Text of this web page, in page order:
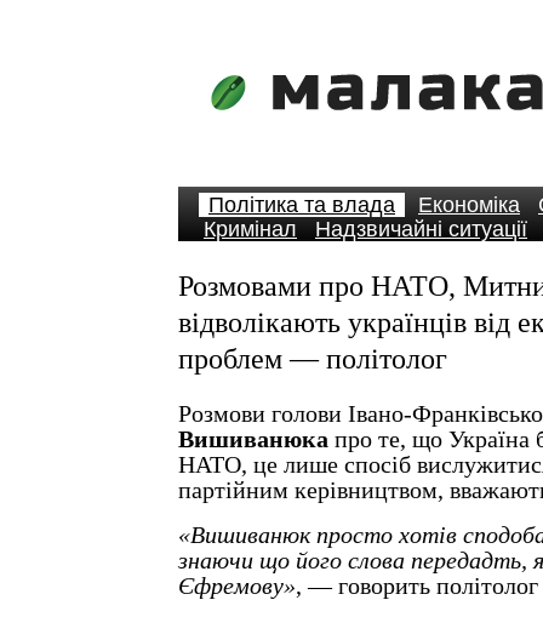
Політика та влада Економіка
Кримінал
Надзвичайні ситуації
Розмовами про НАТО,
відволікають українців від
проблем — політолог
Розмови голови Івано-
Вишиванюка про те, що Україна
НАТО, це лише спосіб
партійним керівництвом,
«Вишиванюк просто хотів
знаючи що його слова передадть,
Єфремову», — говорить політолог